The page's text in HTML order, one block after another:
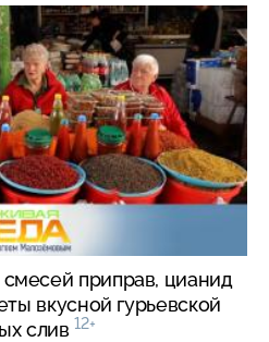
приправ, цианид
вкусной гурьевской
слив 12+